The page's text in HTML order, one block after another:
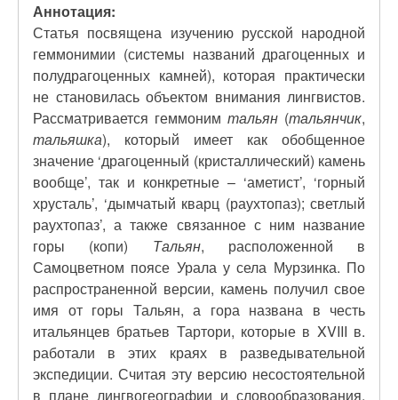
Аннотация:
Статья посвящена изучению русской народной
геммонимии (системы названий драгоценных и
полудрагоценных камней), которая практически
не становилась объектом внимания лингвистов.
Рассматривается геммоним тальян (тальянчик,
тальяшка), который имеет как обобщенное
значение ‘драгоценный (кристаллический) камень
вообще’, так и конкретные – ‘аметист’, ‘горный
хрусталь’, ‘дымчатый кварц (раухтопаз); светлый
раухтопаз’, а также связанное с ним название
горы (копи) Тальян, расположенной в
Самоцветном поясе Урала у села Мурзинка. По
распространенной версии, камень получил свое
имя от горы Тальян, а гора названа в честь
итальянцев братьев Тартори, которые в XVIII в.
работали в этих краях в разведывательной
экспедиции. Считая эту версию несостоятельной
в плане лингвогеографии и словообразования,